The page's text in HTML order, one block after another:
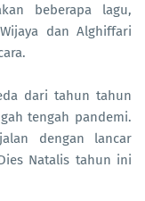
beberapa lagu,
dan Alghiffari
dari tahun tahun
tengah pandemi.
dengan lancar
Natalis tahun ini